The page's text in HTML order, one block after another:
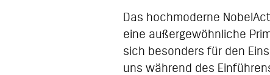
Das hochmoderne
eine außergewöhnliche
sich besonders für den
uns während des